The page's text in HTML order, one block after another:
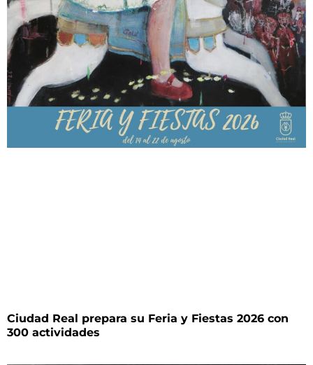
Ciudad Real prepara su Feria y Fiestas 2026 con
300 actividades